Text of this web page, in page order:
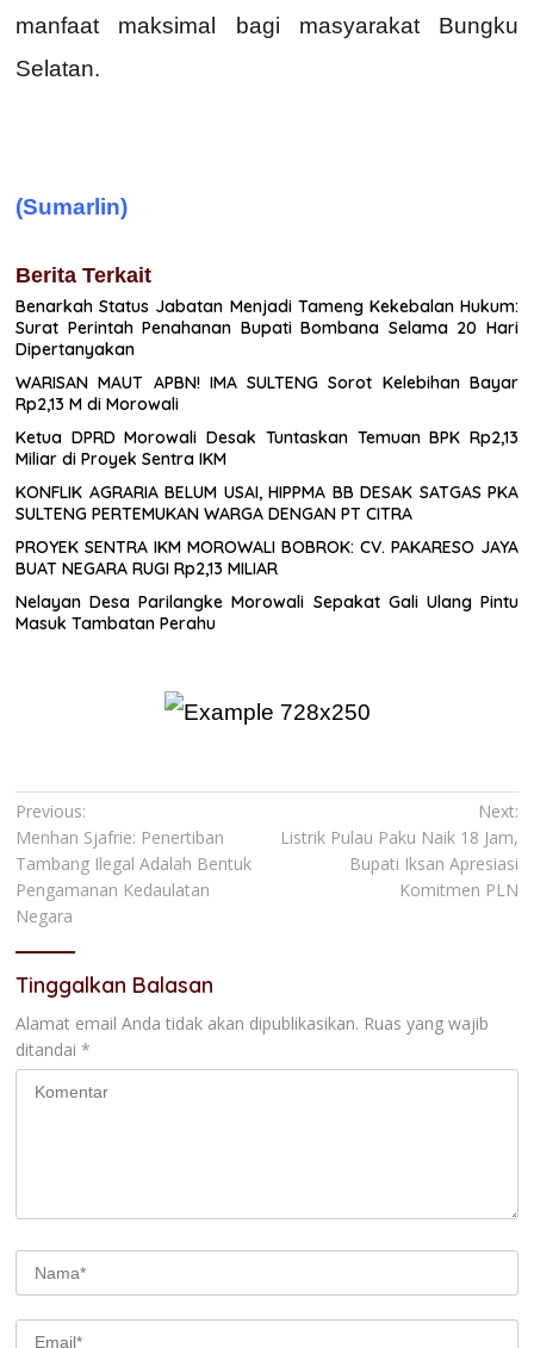
manfaat maksimal bagi masyarakat Bungku
Selatan.
(Sumarlin)
Berita Terkait
Benarkah Status Jabatan Menjadi Tameng Kekebalan Hukum:
Surat Perintah Penahanan Bupati Bombana Selama 20 Hari
Dipertanyakan
WARISAN MAUT APBN! IMA SULTENG Sorot Kelebihan Bayar
Rp2,13 M di Morowali
Ketua DPRD Morowali Desak Tuntaskan Temuan BPK Rp2,13
Miliar di Proyek Sentra IKM
KONFLIK AGRARIA BELUM USAI, HIPPMA BB DESAK SATGAS PKA
SULTENG PERTEMUKAN WARGA DENGAN PT CITRA
PROYEK SENTRA IKM MOROWALI BOBROK: CV. PAKARESO JAYA
BUAT NEGARA RUGI Rp2,13 MILIAR
Nelayan Desa Parilangke Morowali Sepakat Gali Ulang Pintu
Masuk Tambatan Perahu
Navigasi
pos
Previous:
Menhan Sjafrie: Penertiban
Tambang Ilegal Adalah Bentuk
Pengamanan Kedaulatan
Negara
Next:
Listrik Pulau Paku Naik 18 Jam,
Bupati Iksan Apresiasi
Komitmen PLN
Tinggalkan Balasan
Alamat email Anda tidak akan dipublikasikan. Ruas yang wajib
ditandai *